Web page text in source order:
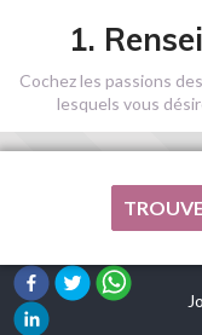
1.
Cochez les passions
lesquels vous
Une de mes